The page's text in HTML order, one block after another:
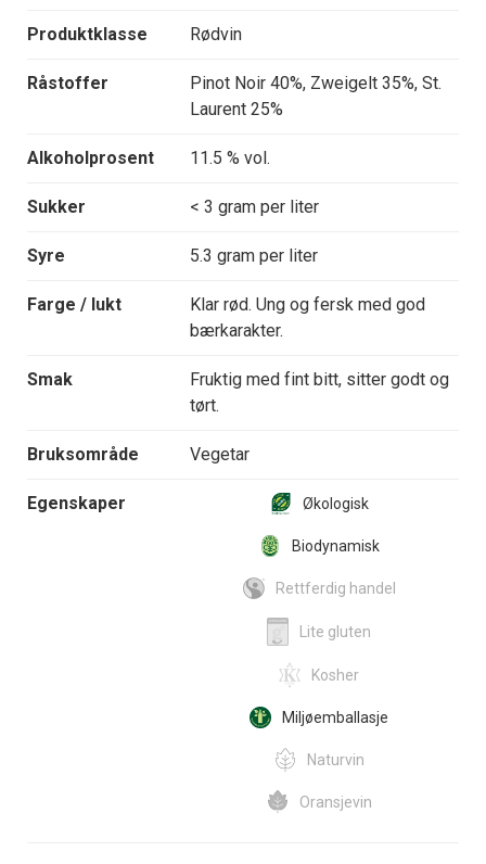
Produktklasse Rødvin
Råstoffer
Pinot Noir 40%, Zweigelt 35%, St.
Laurent 25%
Alkoholprosent 11.5 % vol.
Sukker < 3 gram per liter
Syre 5.3 gram per liter
Farge / lukt
Klar rød. Ung og fersk med god
bærkarakter.
Smak
Fruktig med fint bitt, sitter godt og
tørt.
Bruksområde Vegetar
Egenskaper Økologisk
Biodynamisk
Rettferdig handel
Lite gluten
Kosher
Miljøemballasje
Naturvin
Oransjevin